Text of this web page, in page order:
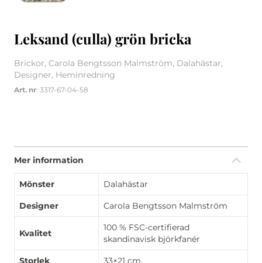
Leksand (culla) grön bricka
Brickor, Carola Bengtsson Malmström, Dalahästar,
Designer, Heminredning
Art. nr: 3317-67-04-58
Mer information
Mönster Dalahästar
Designer Carola Bengtsson Malmström
Kvalitet
100 % FSC-certifierad
skandinavisk björkfanér
Storlek 33×21 cm